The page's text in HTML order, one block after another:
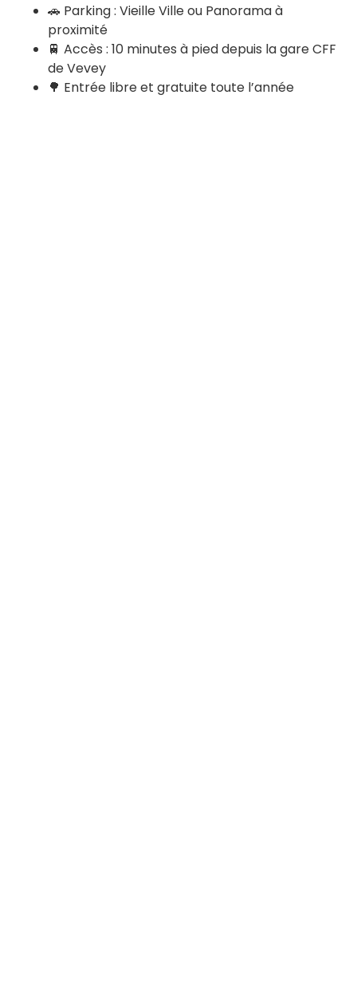
🚗 Parking : Vieille Ville ou Panorama à
proximité
🚆 Accès : 10 minutes à pied depuis la gare CFF
de Vevey
🌳 Entrée libre et gratuite toute l’année